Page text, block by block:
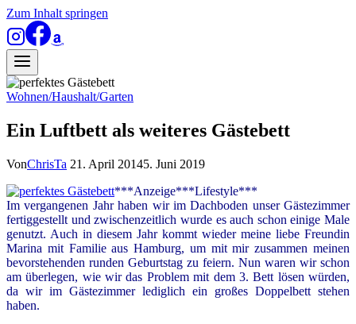
Zum Inhalt springen
Wohnen/Haushalt/Garten
Ein Luftbett als weiteres Gästebett
VonChrisTa 21. April 20145. Juni 2019
***Anzeige***Lifestyle***
Im vergangenen Jahr haben wir im Dachboden unser Gästezimmer
fertiggestellt und zwischenzeitlich wurde es auch schon einige Male
genutzt. Auch in diesem Jahr kommt wieder meine liebe Freundin
Marina mit Familie aus Hamburg, um mit mir zusammen meinen
bevorstehenden runden Geburtstag zu feiern. Nun waren wir schon
am überlegen, wie wir das Problem mit dem 3. Bett lösen würden,
da wir im Gästezimmer lediglich ein großes Doppelbett stehen
haben.